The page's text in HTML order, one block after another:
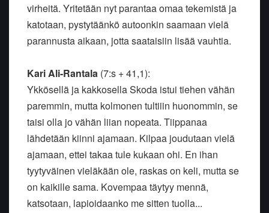
virheitä. Yritetään nyt parantaa omaa tekemistä ja
katotaan, pystytäänkö autoonkin saamaan vielä
parannusta aikaan, jotta saataisiin lisää vauhtia.
Kari Ali-Rantala (7:s + 41,1):
Ykkösellä ja kakkosella Skoda istui tiehen vähän
paremmin, mutta kolmonen tultiiin huonommin, se
taisi olla jo vähän liian nopeata. Tiippanaa
lähdetään kiinni ajamaan. Kilpaa joudutaan vielä
ajamaan, ettei takaa tule kukaan ohi. En ihan
tyytyväinen vieläkään ole, raskas on keli, mutta se
on kaikille sama. Kovempaa täytyy mennä,
katsotaan, lapioidaanko me sitten tuolla...